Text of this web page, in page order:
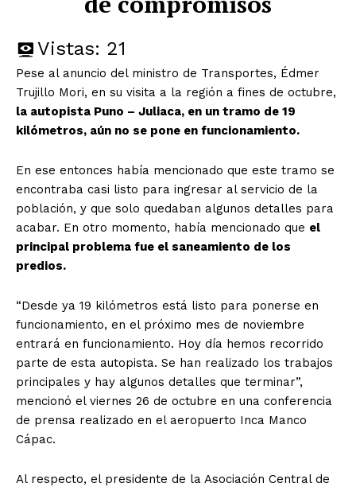
Vistas: 21
Pese al anuncio del ministro de Transportes, Édmer
Trujillo Mori, en su visita a la región a fines de octubre,
la autopista Puno – Juliaca, en un tramo de 19
kilómetros, aún no se pone en funcionamiento.
En ese entonces había mencionado que este tramo se
encontraba casi listo para ingresar al servicio de la
población, y que solo quedaban algunos detalles para
acabar. En otro momento, había mencionado que el
principal problema fue el saneamiento de los
predios.
“Desde ya 19 kilómetros está listo para ponerse en
funcionamiento, en el próximo mes de noviembre
entrará en funcionamiento. Hoy día hemos recorrido
parte de esta autopista. Se han realizado los trabajos
principales y hay algunos detalles que terminar”,
mencionó el viernes 26 de octubre en una conferencia
de prensa realizado en el aeropuerto Inca Manco
Cápac.
Al respecto, el presidente de la Asociación Central de